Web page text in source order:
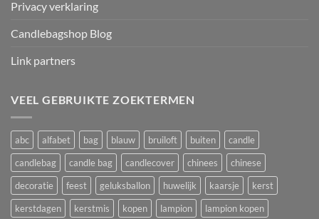
Privacy verklaring
Candlebagshop Blog
Link partners
VEEL GEBRUIKTE ZOEKTERMEN
abc alfabet bag blauw bruiloft buiten
candle
candlebag
candle bag candlecover chinees
chinese
decoratie
feest geluksballon huwelijk kaarsje
kerst
kerstdagen
kerstmis kopen lampion
lampion kopen